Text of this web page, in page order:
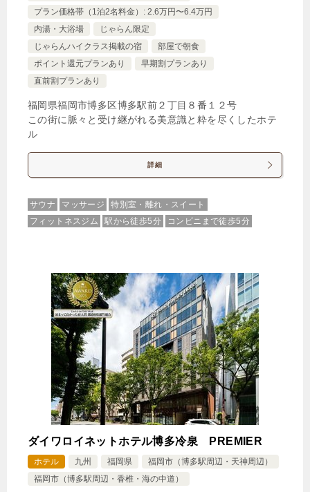
プラン価格帯（1泊2名料金）: 2.6万円〜6.4万円
内湯・大浴場
じゃらん限定
じゃらんハイクラス掲載の宿
部屋で朝食
ポイント還元プランあり
早期割プランあり
直前割プランあり
福岡県福岡市博多区博多駅前２丁目８番１２号
この街に脈々と受け継がれる美意識と粋を尽くしたホテ
ル
詳細
サウナ マッサージ
特別室・離れ・スイート
フィットネスジム
駅から徒歩5分 コンビニまで徒歩5分
ダイワロイネットホテル博多冷泉 PREMIER
ホテル 九州 福岡県
福岡市（博多駅周辺・天神周辺）
福岡市（博多駅周辺・香椎・海の中道）